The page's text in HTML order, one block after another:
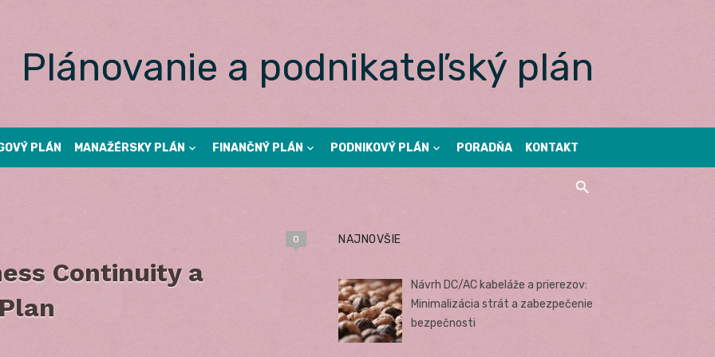
Plánovanie a podnikateľský plán
PLÁN MANAŽÉRSKY PLÁN FINANČNÝ PLÁN PODNIKOVÝ PLÁN PORADŇA KONTAKT
0
Continuity a
NAJNOVŠIE
Návrh DC/AC kabeláže a prierezov:
Minimalizácia strát a zabezpečenie
bezpečnosti